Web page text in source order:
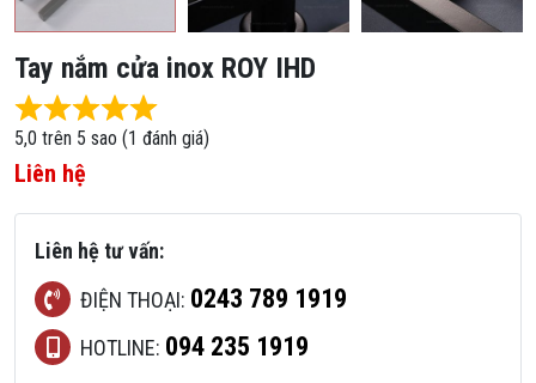
Tay nắm cửa inox ROY IHD
Rated 5,0 out of 5
5,0 trên 5 sao (1 đánh giá)
Liên hệ
Liên hệ tư vấn:
ĐIỆN THOẠI: 0243 789 1919
HOTLINE: 094 235 1919